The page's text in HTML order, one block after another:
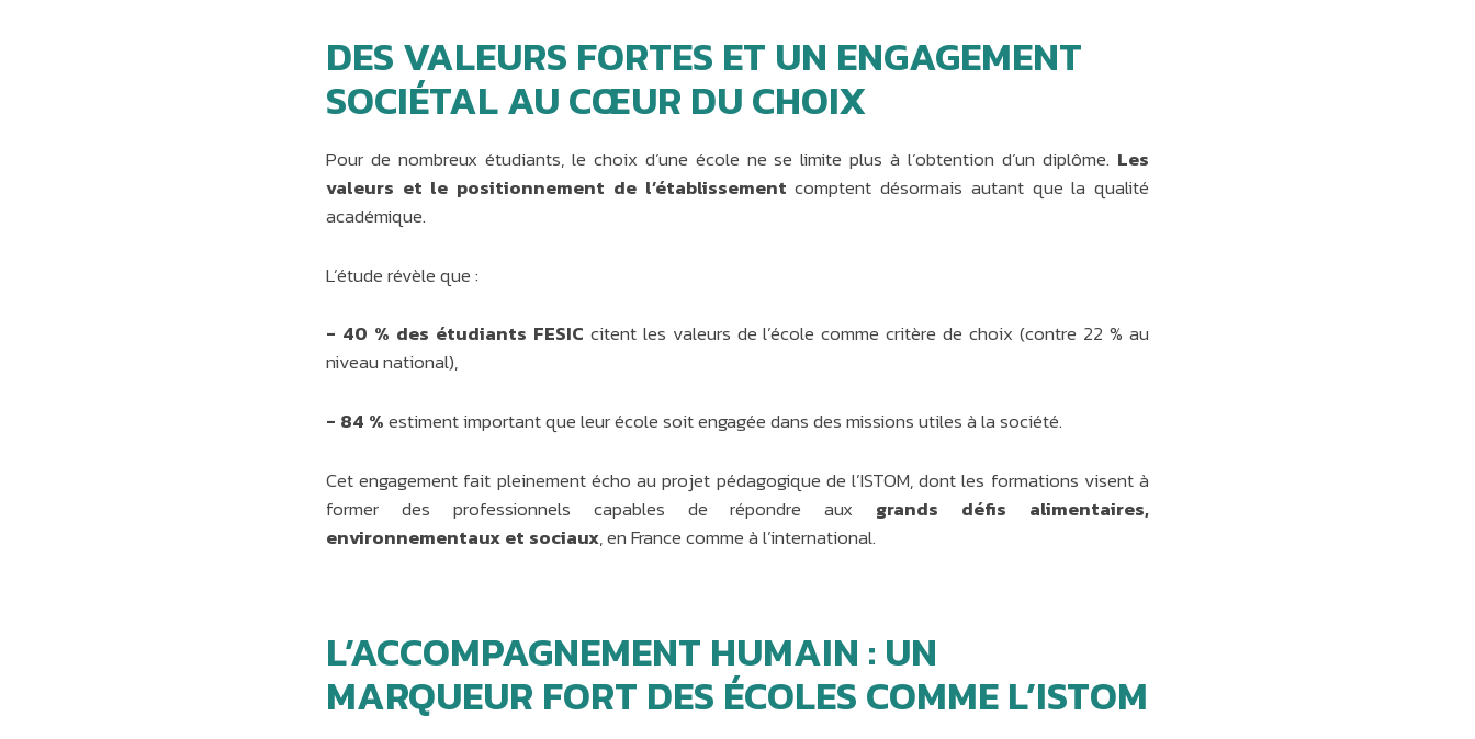
DES VALEURS FORTES ET UN ENGAGEMENT
SOCIÉTAL AU CŒUR DU CHOIX
Pour de nombreux étudiants, le choix d’une école ne se limite plus à l’obtention d’un diplôme. Les
valeurs et le positionnement de l’établissement comptent désormais autant que la qualité
académique.
L’étude révèle que :
- 40 % des étudiants FESIC citent les valeurs de l’école comme critère de choix (contre 22 % au
niveau national),
- 84 %estiment important que leur école soit engagée dans des missions utiles à la société.
Cet engagement fait pleinement écho au projet pédagogique de l’ISTOM, dont les formations visent à
former des professionnels capables de répondre aux grands défis alimentaires,
environnementaux et sociaux, en France comme à l’international.
L’ACCOMPAGNEMENT HUMAIN : UN
MARQUEUR FORT DES ÉCOLES COMME L’ISTOM